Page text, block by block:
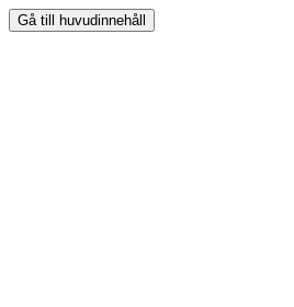
Gå till huvudinnehåll